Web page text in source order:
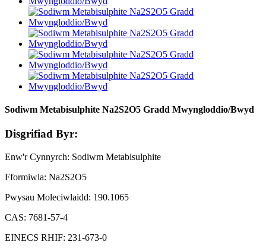
Sodiwm Metabisulphite Na2S2O5 Gradd Mwyngloddio/Bwyd
Disgrifiad Byr:
Enw'r Cynnyrch: Sodiwm Metabisulphite
Fformiwla: Na2S2O5
Pwysau Moleciwlaidd: 190.1065
CAS: 7681-57-4
EINECS RHIF: 231-673-0